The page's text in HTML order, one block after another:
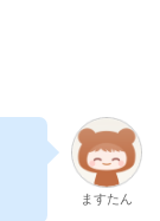
ますたん